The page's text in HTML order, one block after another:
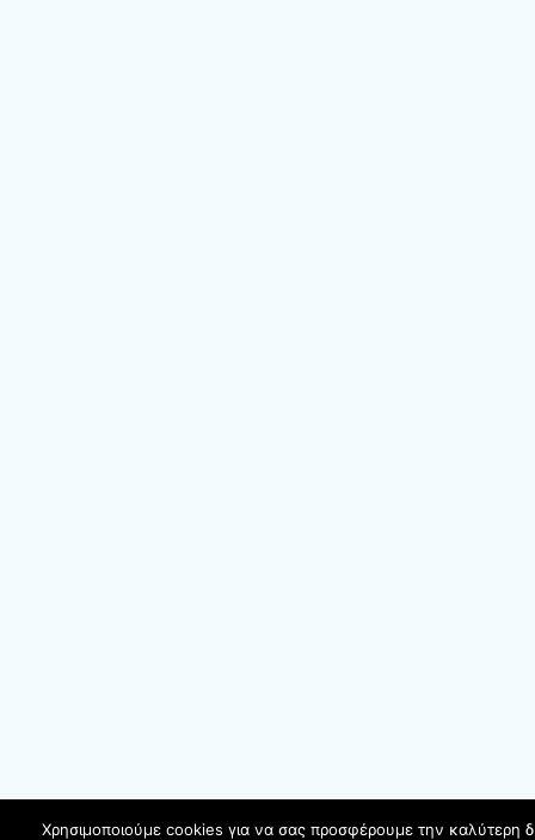
Χρησιμοποιούμε cookies για να σας προσφέρουμε την καλύτερη